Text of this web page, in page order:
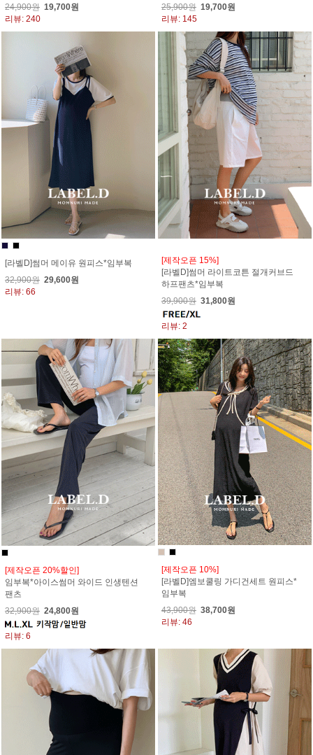
24,900원 19,700원
리뷰: 240
25,900원 19,700원
리뷰: 145
[라벨D]썸머 메이유 원피스*임부복
32,900원 29,600원
리뷰: 66
[제작오픈 15%]
[라벨D]썸머 라이트코튼 절개커브드
하프팬츠*임부복
39,900원 31,800원
리뷰: 2
[제작오픈 20%할인]
임부복*아이스썸머 와이드 인생텐션
팬츠
32,900원 24,800원
리뷰: 6
[제작오픈 10%]
[라벨D]엠보쿨링 가디건세트 원피스*
임부복
43,900원 38,700원
리뷰: 46